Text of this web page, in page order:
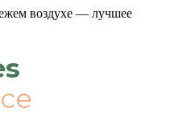
воздухе — лучшее